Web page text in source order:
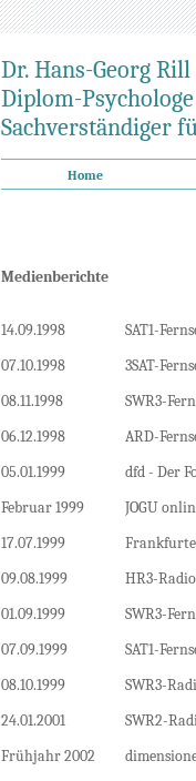
Dr. Hans-Georg Rill
Diplom-Psychologe
Sachverständiger
Home
Medienberichte
14.09.1998
07.10.1998
08.11.1998
06.12.1998
05.01.1999
Februar 1999
17.07.1999
09.08.1999
01.09.1999
07.09.1999
08.10.1999
24.01.2001
Frühjahr 2002
SAT1-
3SAT-
SWR3-
ARD-
dfd - Der
JOGU
HR3-
SWR3-
SAT1-
SWR3-
SWR2-